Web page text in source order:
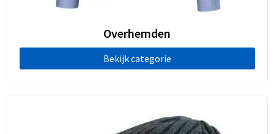
Overhemden
Bekijk categorie